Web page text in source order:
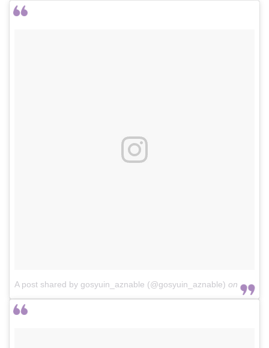
A post shared by gosyuin_aznable (@gosyuin_aznable) on May